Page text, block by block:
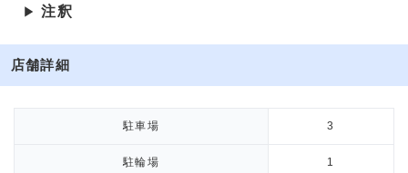
▶ 注釈
店舗詳細
駐車場 3
駐輪場 1